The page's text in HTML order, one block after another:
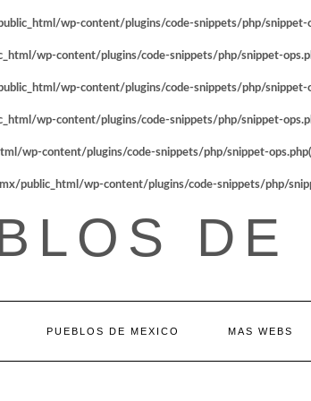
wp-content/plugins/code-snippets/php/snippet-
wp-content/plugins/code-snippets/php/snippet-
wp-content/plugins/code-snippets/php/snippet-
wp-content/plugins/code-snippets/php/snippet-
wp-content/plugins/code-snippets/php/snippet-
public_html/wp-content/plugins/code-snippets/php/
DE
PUEBLOS DE MEXICO MAS WEBS